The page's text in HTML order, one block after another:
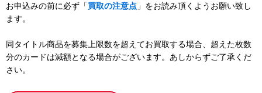
お申込みの前に必ず「買取の注意点 」をお読み頂くようお願い致し
ます。
同タイトル商品を募集上限数を超えてお買取する場合、超えた枚数
分のカードは減額となる場合がございます。あしからずご了承くだ
さい。